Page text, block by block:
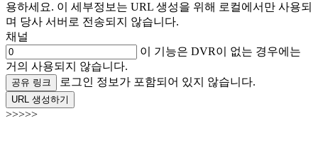
용하세요. 이 세부정보는 URL 생성을 위해 로컬에서만 사용되
며 당사 서버로 전송되지 않습니다.
채널
이 기능은 DVR이 없는 경우에는
거의 사용되지 않습니다.
공유 링크 로그인 정보가 포함되어 있지 않습니다.
URL 생성하기
>>>>>